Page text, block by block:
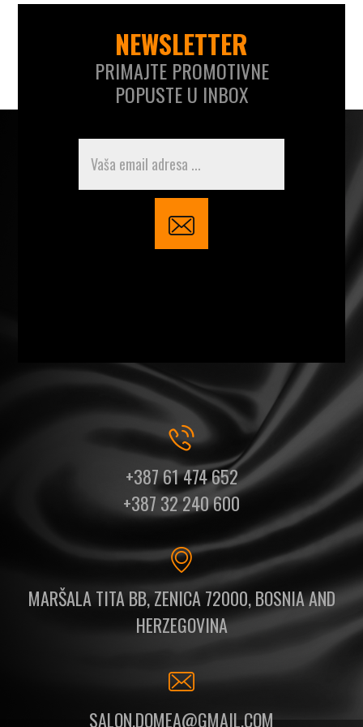
NEWSLETTER
PRIMAJTE PROMOTIVNE
POPUSTE U INBOX
+387 61 474 652
+387 32 240 600
MARŠALA TITA BB, ZENICA 72000, BOSNIA AND
HERZEGOVINA
SALON.DOMEA@GMAIL.COM